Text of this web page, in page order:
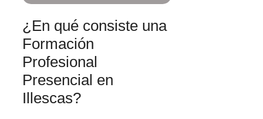
¿En qué consiste una
Formación
Profesional
Presencial en
Illescas?